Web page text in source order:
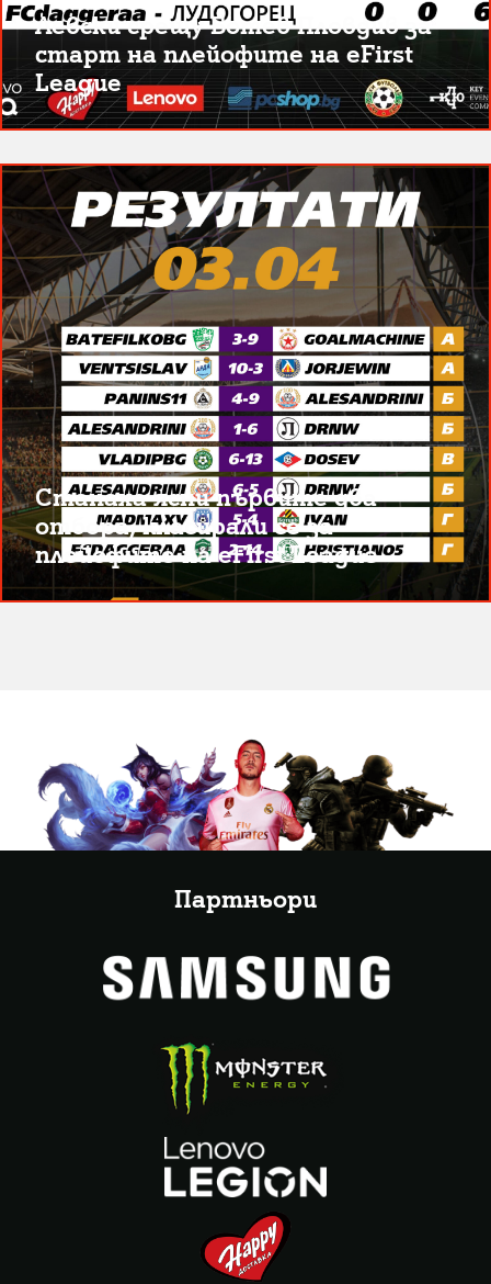
Левски срещу Ботев Пловдив за
старт на плейофите на eFirst
League
Станаха ясни първите два
отбора, класирали се за
плейофите на eFirst League
Партньори